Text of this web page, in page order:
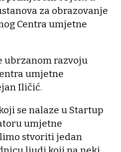
za obrazovanje
Centra umjetne
ubrzanom razvoju
umjetne
Iličić.
se nalaze u Startup
umjetne
stvoriti jedan